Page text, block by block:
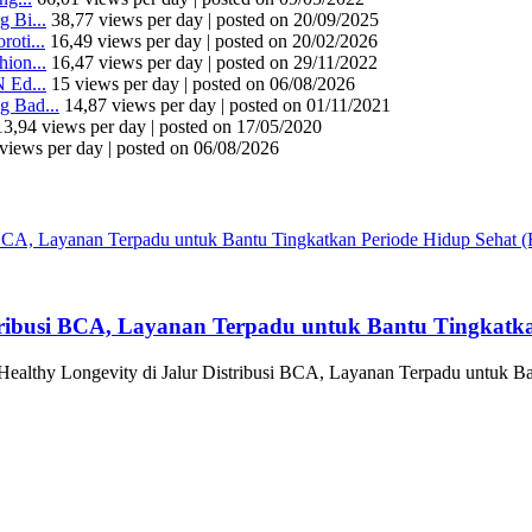
Bi... 38,77 views per day | posted on 20/09/2025
16,49 views per day | posted on 20/02/2026
16,47 views per day | posted on 29/11/2022
Ed... 15 views per day | posted on 06/08/2026
Bad... 14,87 views per day | posted on 01/11/2021
views per day | posted on 17/05/2020
per day | posted on 06/08/2026
BCA, Layanan Terpadu untuk Bantu
Longevity di Jalur Distribusi BCA, Layanan Terpadu untuk